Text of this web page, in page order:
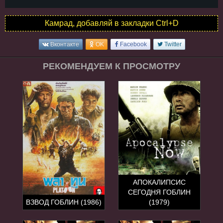
Камрад, добавляй в закладки Ctrl+D
Вконтакте OK Facebook Twitter
РЕКОМЕНДУЕМ К ПРОСМОТРУ
ВЗВОД ГОБЛИН (1986)
АПОКАЛИПСИС
СЕГОДНЯ ГОБЛИН
(1979)